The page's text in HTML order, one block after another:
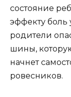
состояние
эффекту боль
родители
шины,
начнет
ровесников.